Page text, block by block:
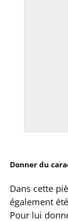
Donner du
Dans cette
également
Pour lui